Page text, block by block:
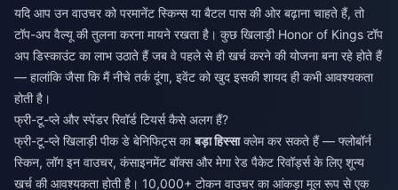
यदि आप उन वाउचर को परमानेंट स्किन्स या बैटल पास की ओर बढ़ाना चाहते हैं, तो
टॉप-अप वैल्यू की तुलना करना मायने रखता है। कुछ खिलाड़ी Honor of Kings टॉप
अप डिस्काउंट का लाभ उठाते हैं जब वे पहले से ही खर्च करने की योजना बना रहे होते हैं
— हालांकि जैसा कि मैं नीचे तर्क दूंगा, इवेंट को खुद इसकी शायद ही कभी आवश्यकता
होती है।
फ्री-टू-प्ले और स्पेंडर रिवॉर्ड टियर्स कैसे अलग हैं?
फ्री-टू-प्ले खिलाड़ी पीक डे बेनिफिट्स काबड़ा हिस्साक्लेम कर सकते हैं — फ्लोबॉर्न
स्किन, लॉग इन वाउचर, कंसाइनमेंट बॉक्स और मेगा रेड पैकेट रिवॉर्ड्स के लिए शून्य
खर्च की आवश्यकता होती है। 10,000+ टोकन वाउचर का आंकड़ा मूल रूप से एक